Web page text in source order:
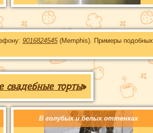
9016824545(Memphis). Примеры подобных
свадебные торты»
В голубых и белых оттенках